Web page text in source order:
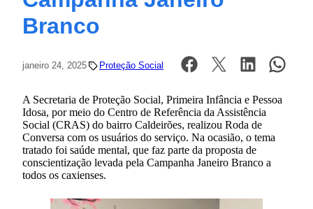
Branco
janeiro 24, 2025 Proteção Social
A Secretaria de Proteção Social, Primeira Infância e Pessoa
Idosa, por meio do Centro de Referência da Assistência
Social (CRAS) do bairro Caldeirões, realizou Roda de
Conversa com os usuários do serviço. Na ocasião, o tema
tratado foi saúde mental, que faz parte da proposta de
conscientização levada pela Campanha Janeiro Branco a
todos os caxienses.